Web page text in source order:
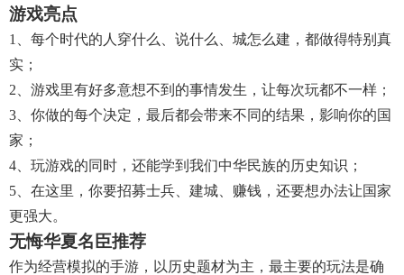
游戏亮点
1、每个时代的人穿什么、说什么、城怎么建，都做得特别真
实；
2、游戏里有好多意想不到的事情发生，让每次玩都不一样；
3、你做的每个决定，最后都会带来不同的结果，影响你的国
家；
4、玩游戏的同时，还能学到我们中华民族的历史知识；
5、在这里，你要招募士兵、建城、赚钱，还要想办法让国家
更强大。
无悔华夏名臣推荐
作为经营模拟的手游，以历史题材为主，最主要的玩法是确